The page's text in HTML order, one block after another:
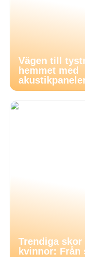
Vägen till
hemmet med
Trendiga skor
kvinnor: Från